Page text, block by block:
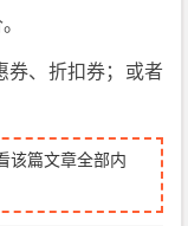
券、折扣券；或者
该篇文章全部内